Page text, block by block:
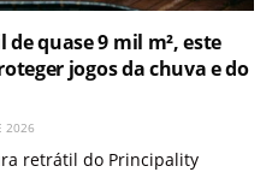
quase 9 mil m², este
jogos da chuva e do
2026
retrátil do Principality